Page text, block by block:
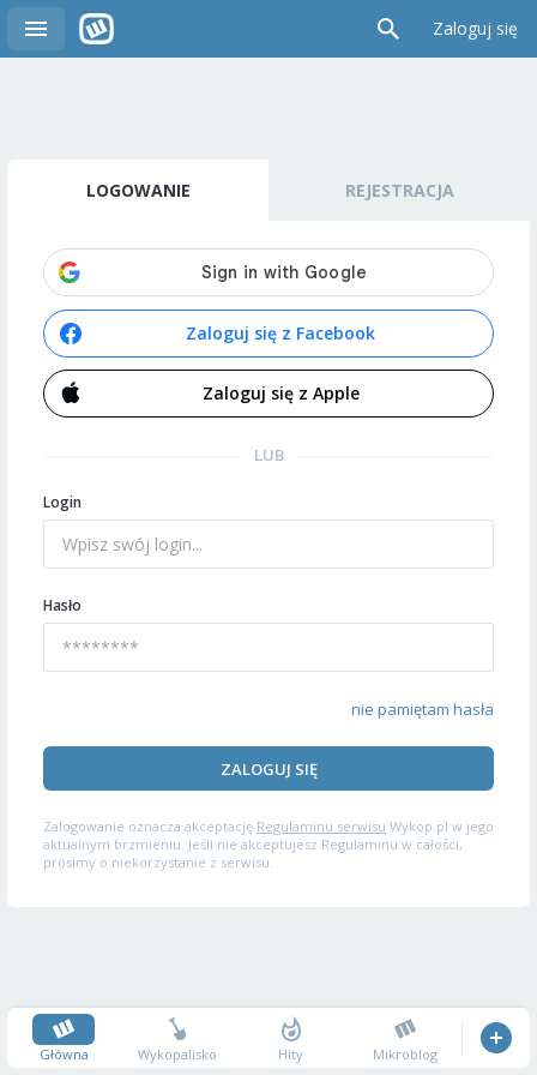
Zaloguj się
LOGOWANIE REJESTRACJA
Zaloguj się z Facebook
Zaloguj się z Apple
LUB
Login
Hasło
nie pamiętam hasła
ZALOGUJ SIĘ
Zalogowanie oznacza akceptację Regulaminu serwisu Wykop.pl w jego
aktualnym brzmieniu. Jeśli nie akceptujesz Regulaminu w całości,
prosimy o niekorzystanie z serwisu.
Główna Wykopalisko Hity Mikroblog